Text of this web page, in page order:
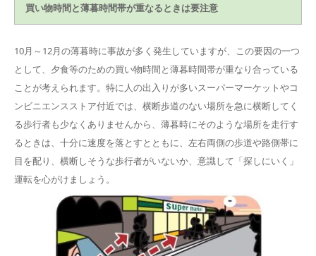
買い物時間と薄暮時間帯が重なるときは要注意
10月～12月の薄暮時に事故が多く発生していますが、この要因の一つ
として、夕食等のための買い物時間と薄暮時間帯が重なり合っている
ことが考えられます。特に人の出入りが多いスーパーマーケットやコ
ンビニエンスストア付近では、横断歩道のない場所を急に横断してく
る歩行者も少なくありませんから、薄暮時にそのような場所を走行す
るときは、十分に速度を落とすとともに、左右両側の歩道や路側帯に
目を配り、横断しそうな歩行者がいないか、意識して「探しにいく」
運転を心がけましょう。